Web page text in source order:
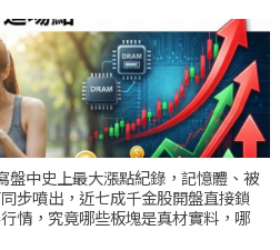
盤中史上最大漲點紀錄，記憶體、被
步噴出，近七成千金股開盤直接鎖
情，究竟哪些板塊是真材實料，哪